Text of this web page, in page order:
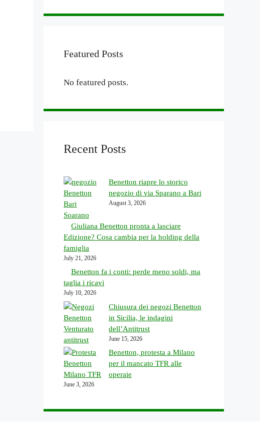
Featured Posts
No featured posts.
Recent Posts
Benetton riapre lo storico
negozio di via Sparano a Bari
August 3, 2026
Giuliana Benetton pronta a lasciare
Edizione? Cosa cambia per la holding della
famiglia
July 21, 2026
Benetton fa i conti: perde meno soldi, ma
taglia i ricavi
July 10, 2026
Chiusura dei negozi Benetton
in Sicilia, le indagini
dell’Antitrust
June 15, 2026
Benetton, protesta a Milano
per il mancato TFR alle
operaie
June 3, 2026